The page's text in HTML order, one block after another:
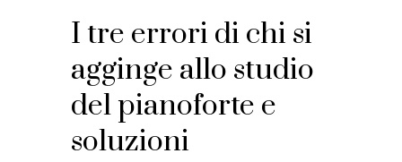
I tre errori di chi si
agginge allo studio
del pianoforte e
soluzioni